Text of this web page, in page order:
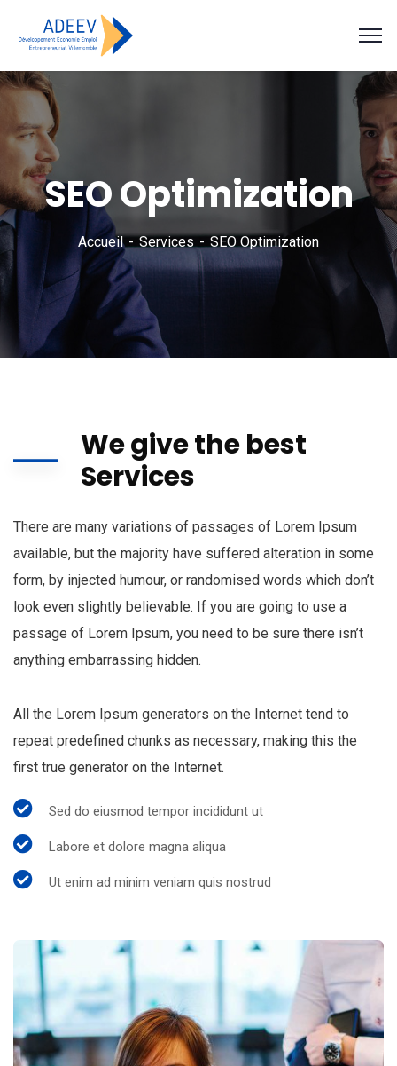
SEO Optimization
Accueil Services SEO Optimization
We give the best
Services
There are many variations of passages of Lorem Ipsum
available, but the majority have suffered alteration in some
form, by injected humour, or randomised words which don’t
look even slightly believable. If you are going to use a
passage of Lorem Ipsum, you need to be sure there isn’t
anything embarrassing hidden.
All the Lorem Ipsum generators on the Internet tend to
repeat predefined chunks as necessary, making this the
first true generator on the Internet.
Sed do eiusmod tempor incididunt ut
Labore et dolore magna aliqua
Ut enim ad minim veniam quis nostrud